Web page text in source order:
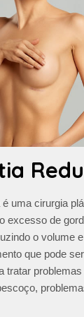
é uma cirurgia
excesso de
o volume
que pode
tratar